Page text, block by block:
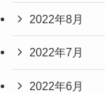
2022年8月
2022年7月
2022年6月